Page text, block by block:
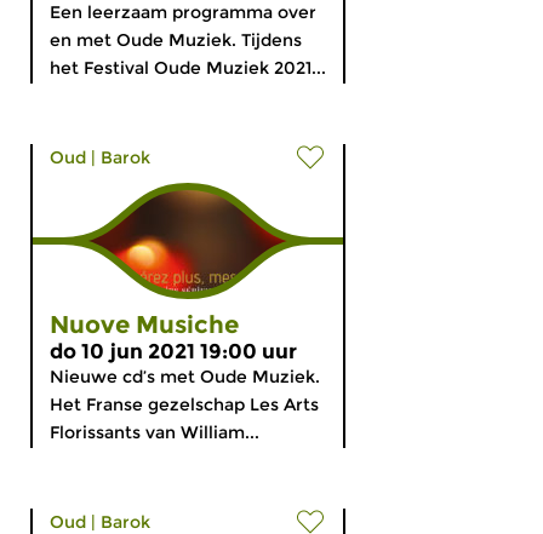
Een leerzaam programma over
en met Oude Muziek. Tijdens
het Festival Oude Muziek 2021...
Oud | Barok
Nuove Musiche
do 10 jun 2021 19:00 uur
Nieuwe cd’s met Oude Muziek.
Het Franse gezelschap Les Arts
Florissants van William...
Oud | Barok